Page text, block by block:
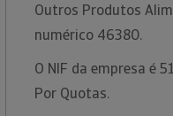
Outros Produtos
numérico 46380.
O NIF da empresa é
Por Quotas.